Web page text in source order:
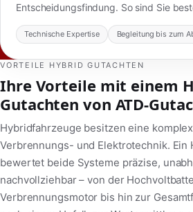
Entscheidungsfindung. So sind Sie
Technische Expertise Begleitung bis zum
VORTEILE HYBRID GUTACHTEN
Ihre Vorteile mit einem
Gutachten von ATD-
Hybridfahrzeuge besitzen eine
Verbrennungs- und Elektrotechnik. Ein
bewertet beide Systeme präzise,
nachvollziehbar – von der
Verbrennungsmotor bis hin zur